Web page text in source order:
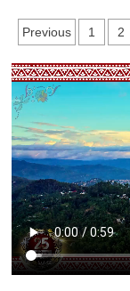
छात्राओं
से
किया
सीधा
संवाद,
उत्साह
सूचना
कार्यालय
रुद्रप्रयाग,
08
जुलाई,
छात्र-
छात्राओं
के
लिए
छात्रवृत्ति
योजना
रू
31
अगस्त
Posts
Previous 1 2